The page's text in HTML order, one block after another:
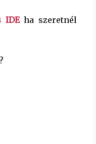
IDEha szeretnél